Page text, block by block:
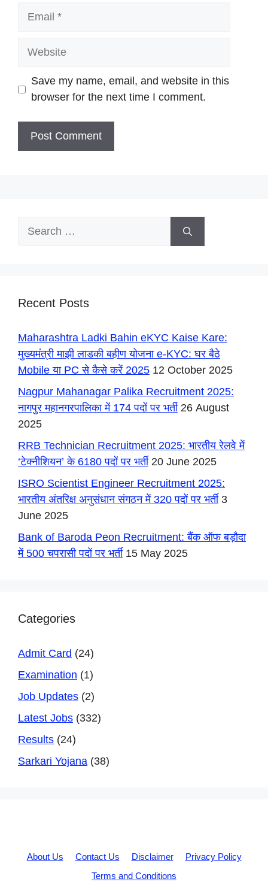
Website
Save my name, email, and website in this
browser for the next time I comment.
Recent Posts
Maharashtra Ladki Bahin eKYC Kaise Kare:
मुख्यमंत्री माझी लाडकी बहीण योजना e-KYC: घर बैठे
Mobile या PC से कैसे करें 2025 12 October 2025
Nagpur Mahanagar Palika Recruitment 2025:
नागपुर महानगरपालिका में 174 पदों पर भर्ती 26 August
2025
RRB Technician Recruitment 2025: भारतीय रेलवे में
‘टेक्नीशियन’ के 6180 पदों पर भर्ती 20 June 2025
ISRO Scientist Engineer Recruitment 2025:
भारतीय अंतरिक्ष अनुसंधान संगठन में 320 पदों पर भर्ती 3
June 2025
Bank of Baroda Peon Recruitment: बैंक ऑफ बड़ौदा
में 500 चपरासी पदों पर भर्ती 15 May 2025
Categories
Admit Card (24)
Examination (1)
Job Updates (2)
Latest Jobs (332)
Results (24)
Sarkari Yojana (38)
About Us Contact Us Disclaimer
Privacy Policy
Terms and Conditions